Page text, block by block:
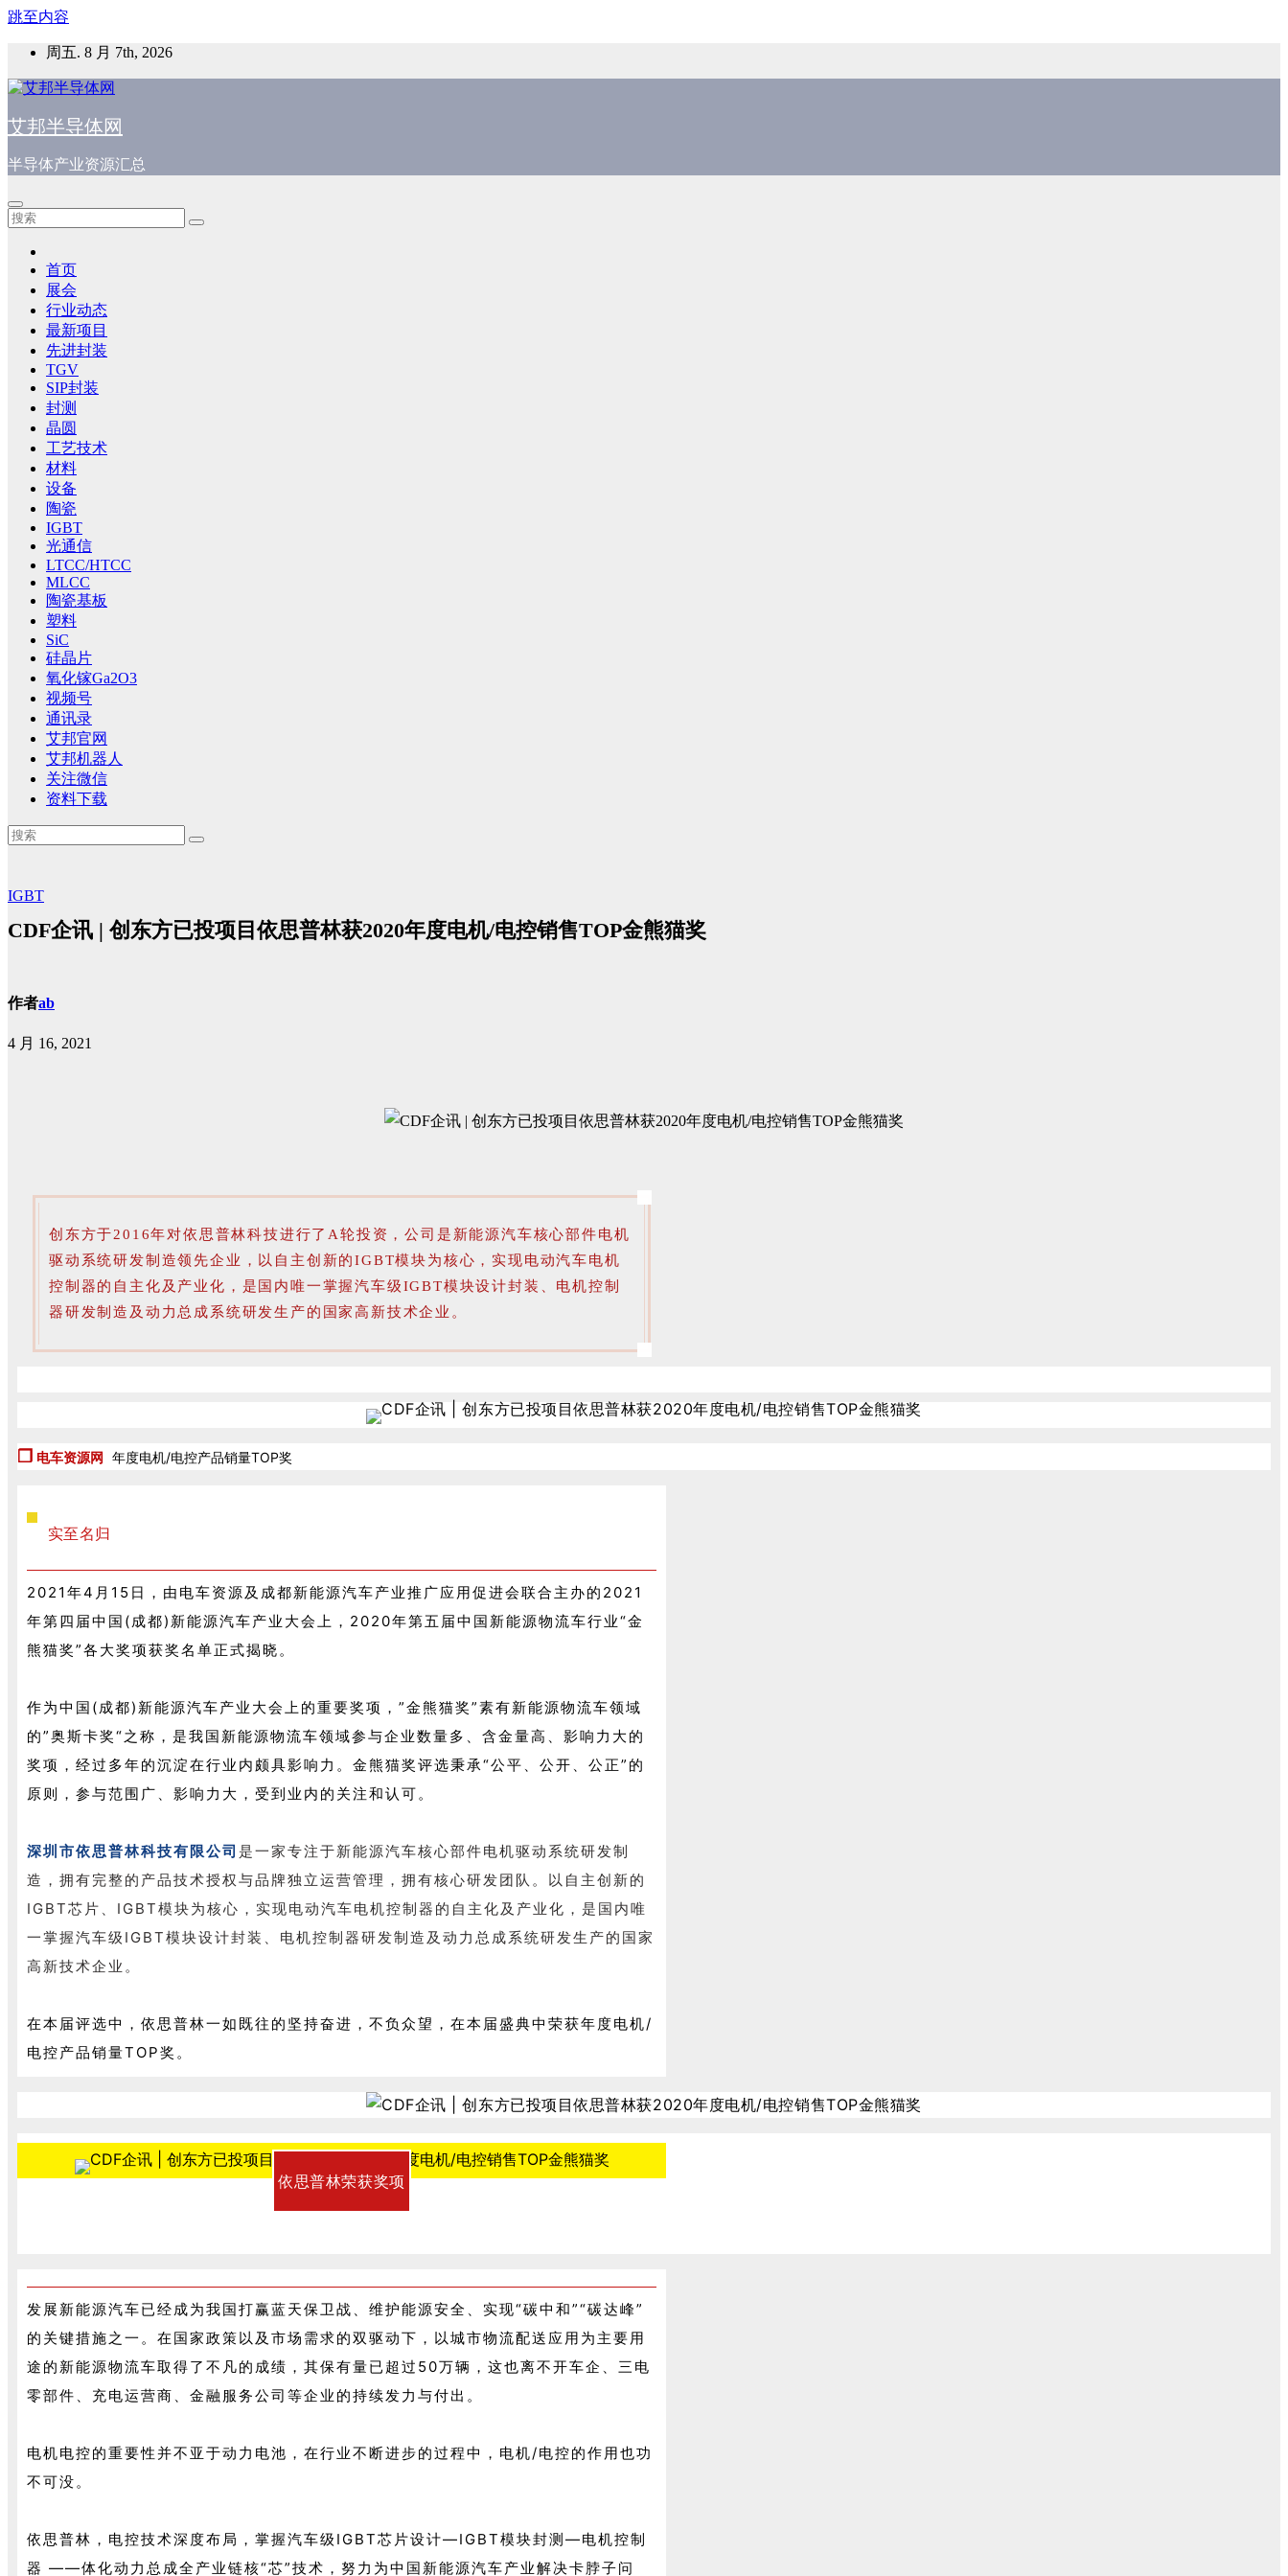
跳至内容
周五. 8 月 7th, 2026
艾邦半导体网
半导体产业资源汇总
首页
展会
行业动态
最新项目
先进封装
TGV
SIP封装
封测
晶圆
工艺技术
材料
设备
陶瓷
IGBT
光通信
LTCC/HTCC
MLCC
陶瓷基板
塑料
SiC
硅晶片
氧化镓Ga2O3
视频号
通讯录
艾邦官网
艾邦机器人
关注微信
资料下载
IGBT
CDF企讯 | 创东方已投项目依思普林获2020年度电机/电控销售TOP金熊猫奖
作者ab
4 月 16, 2021
创东方于2016年对依思普林科技进行了A轮投资，公司是新能源汽车核心部件电机
驱动系统研发制造领先企业，以自主创新的IGBT模块为核心，实现电动汽车电机
控制器的自主化及产业化，是国内唯一掌握汽车级IGBT模块设计封装、电机控制
器研发制造及动力总成系统研发生产的国家高新技术企业。
❒ 电车资源网 年度电机/电控产品销量TOP奖
实至名归
2021年4月15日，由电车资源及成都新能源汽车产业推广应用促进会联合主办的2021
年第四届中国(成都)新能源汽车产业大会上，2020年第五届中国新能源物流车行业“金
熊猫奖”各大奖项获奖名单正式揭晓。
作为中国(成都)新能源汽车产业大会上的重要奖项，”金熊猫奖”素有新能源物流车领域
的”奥斯卡奖“之称，是我国新能源物流车领域参与企业数量多、含金量高、影响力大的
奖项，经过多年的沉淀在行业内颇具影响力。金熊猫奖评选秉承“公平、公开、公正”的
原则，参与范围广、影响力大，受到业内的关注和认可。
深圳市依思普林科技有限公司 是一家专注于新能源汽车核心部件电机驱动系统研发制
造，拥有完整的产品技术授权与品牌独立运营管理，拥有核心研发团队。以自主创新的
IGBT芯片、IGBT模块为核心，实现电动汽车电机控制器的自主化及产业化，是国内唯
一掌握汽车级IGBT模块设计封装、电机控制器研发制造及动力总成系统研发生产的国家
高新技术企业。
在本届评选中，依思普林一如既往的坚持奋进，不负众望，在本届盛典中荣获年度电机/
电控产品销量TOP奖。
依思普林荣获奖项
发展新能源汽车已经成为我国打赢蓝天保卫战、维护能源安全、实现“碳中和”“碳达峰”
的关键措施之一。在国家政策以及市场需求的双驱动下，以城市物流配送应用为主要用
途的新能源物流车取得了不凡的成绩，其保有量已超过50万辆，这也离不开车企、三电
零部件、充电运营商、金融服务公司等企业的持续发力与付出。
电机电控的重要性并不亚于动力电池，在行业不断进步的过程中，电机/电控的作用也功
不可没。
依思普林，电控技术深度布局，掌握汽车级IGBT芯片设计—IGBT模块封测—电机控制
器 ——体化动力总成全产业链核“芯”技术，努力为中国新能源汽车产业解决卡脖子问